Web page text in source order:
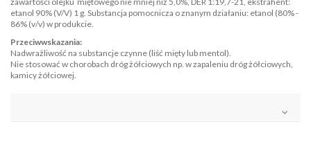
etanol 90% (V/V) 1 g. Substancja pomocnicza o znanym działaniu: etanol (80% -
86% (v/v) w produkcie.
Przeciwwskazania:
Nadwrażliwość na substancje czynne (liść mięty lub mentol).
Nie stosować w chorobach dróg żółciowych np. w zapaleniu dróg żółciowych,
kamicy żółciowej.